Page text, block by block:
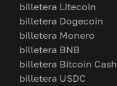
billetera Litecoin
billetera Dogecoin
billetera Monero
billetera BNB
billetera Bitcoin Cash
billetera USDC